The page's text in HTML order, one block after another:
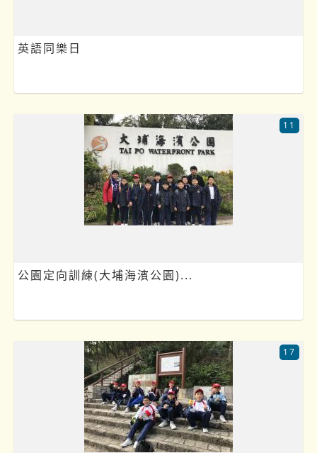
英語同樂日
公園定向訓練(大埔海濱公園)...
11
17